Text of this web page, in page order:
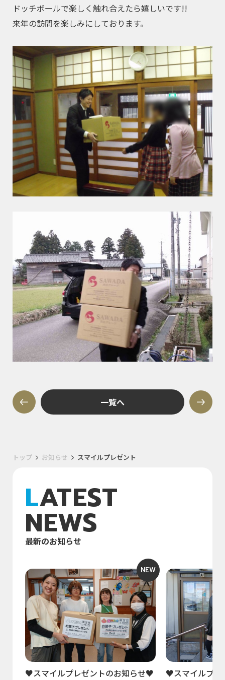
ドッチボールで楽しく触れ合えたら嬉しいです!!
来年の訪問を楽しみにしております。
一覧へ
トップ お知らせ スマイルプレゼント
LATEST
NEWS
最新のお知らせ
NEW
♥スマイルプレゼントのお知らせ♥ ♥スマイルプ